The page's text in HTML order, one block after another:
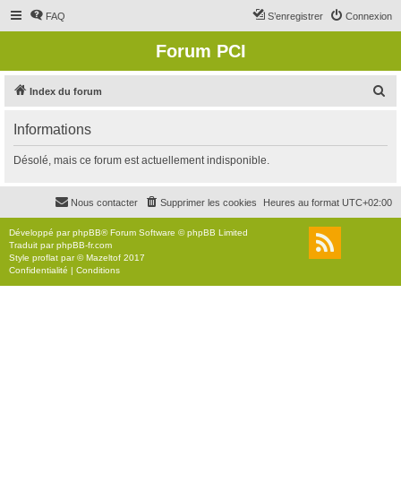
FAQ Connexion
S’enregistrer
Forum PCI
Index du forum
r
c
r
Informations
Désolé, mais ce forum est actuellement indisponible.
Heures au format UTC+02:00
Supprimer les cookies
Nous contacter
Développé parphpBB® Forum Software © phpBB Limited
Traduit parphpBB-fr.com
Style proflat par ©Mazeltof 2017
Confidentialité | Conditions